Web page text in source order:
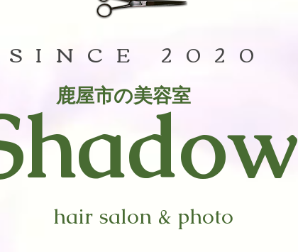
SINCE 2020
hair salon & photo
鹿屋市の美容室